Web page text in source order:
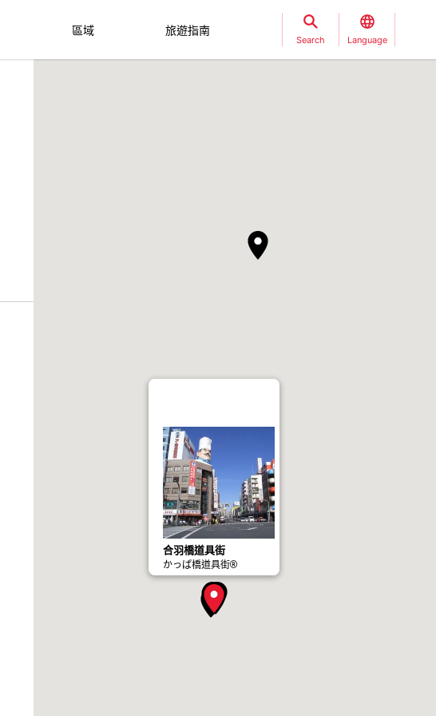
區域 旅遊指南
Search Language
合羽橋道具街
かっぱ橋道具街®